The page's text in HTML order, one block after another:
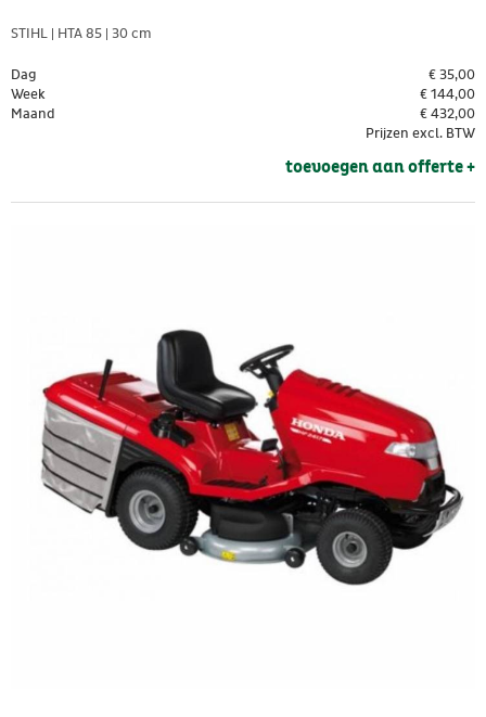
STIHL | HTA 85 | 30 cm
Dag € 35,00
Week
€ 144,00
Maand
€ 432,00
Prijzen excl. BTW
toevoegen aan offerte +